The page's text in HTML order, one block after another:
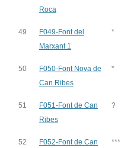
Roca
49
F049-Font del
Marxant 1
*
50
F050-Font Nova de
Can Ribes
*
51
F051-Font de Can
Ribes
?
52
F052-Font de Can
***